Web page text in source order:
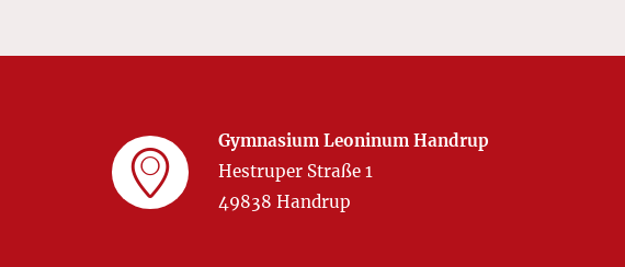
Gymnasium Leoninum Handrup
Hestruper Straße 1
49838 Handrup